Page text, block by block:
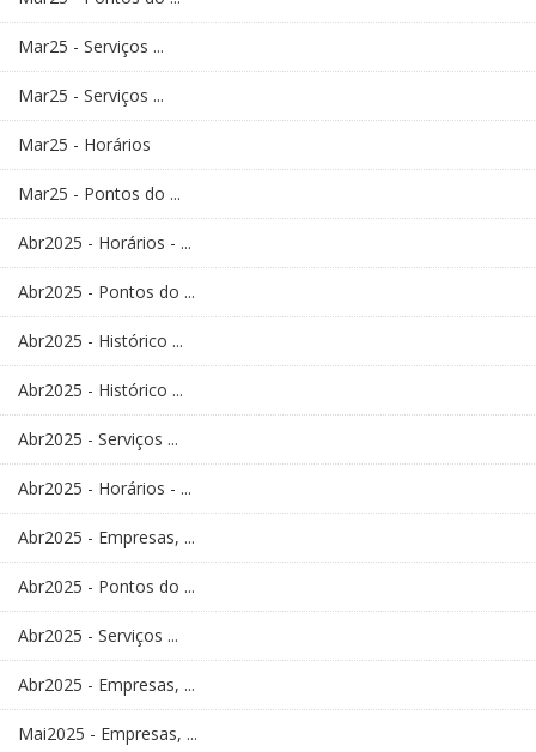
Mar25 - Serviços ...
Mar25 - Serviços ...
Mar25 - Horários
Mar25 - Pontos do ...
Abr2025 - Horários - ...
Abr2025 - Pontos do ...
Abr2025 - Histórico ...
Abr2025 - Histórico ...
Abr2025 - Serviços ...
Abr2025 - Horários - ...
Abr2025 - Empresas, ...
Abr2025 - Pontos do ...
Abr2025 - Serviços ...
Abr2025 - Empresas, ...
Mai2025 - Empresas, ...